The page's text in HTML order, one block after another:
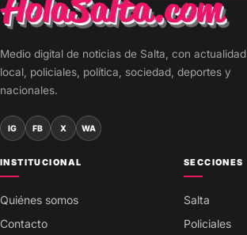
Medio digital de noticias de Salta, con actualidad
local, policiales, política, sociedad, deportes y
nacionales.
IG FB X WA
INSTITUCIONAL
Quiénes somos
Contacto
SECCIONES
Salta
Policiales